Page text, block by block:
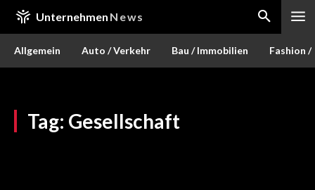
Unternehmen News
Allgemein Auto / Verkehr Bau / Immobilien Fashion /
Tag: Gesellschaft